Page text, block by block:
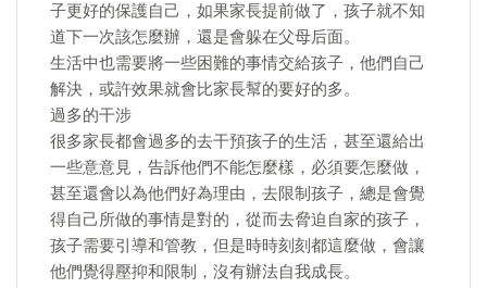
子更好的保護自己，如果家長提前做了，孩子就不知
道下一次該怎麼辦，還是會躲在父母后面。
生活中也需要將一些困難的事情交給孩子，他們自己
解決，或許效果就會比家長幫的要好的多。
過多的干涉
很多家長都會過多的去干預孩子的生活，甚至還給出
一些意意見，告訴他們不能怎麼樣，必須要怎麼做，
甚至還會以為他們好為理由，去限制孩子，總是會覺
得自己所做的事情是對的，從而去脅迫自家的孩子，
孩子需要引導和管教，但是時時刻刻都這麼做，會讓
他們覺得壓抑和限制，沒有辦法自我成長。